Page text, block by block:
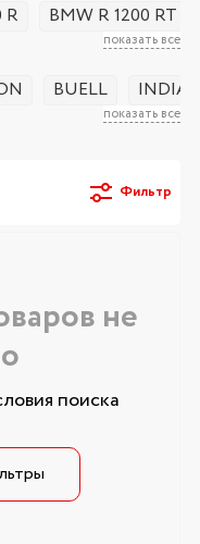
показать все
R BMW R 1200 RT
показать все
BUELL
Фильтр
не
поиска